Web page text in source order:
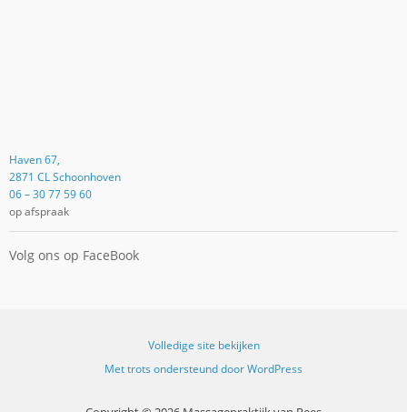
Haven 67,
2871 CL Schoonhoven
06 – 30 77 59 60
op afspraak
Volg ons op FaceBook
Volledige site bekijken
Met trots ondersteund door WordPress